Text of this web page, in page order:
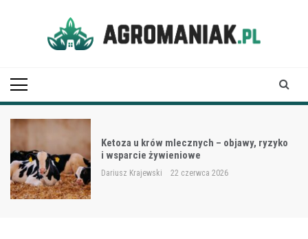
Ketoza u krów mlecznych – objawy, ryzyko
i wsparcie żywieniowe
Dariusz Krajewski 22 czerwca 2026